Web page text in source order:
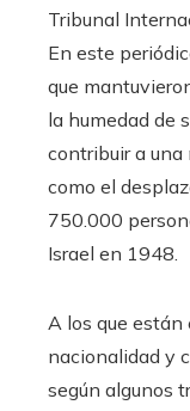
Tribunal
En este
que
la humedad de
contribuir a una
como el
750.000
Israel en 1948.
A los que están
nacionalidad y
según algunos